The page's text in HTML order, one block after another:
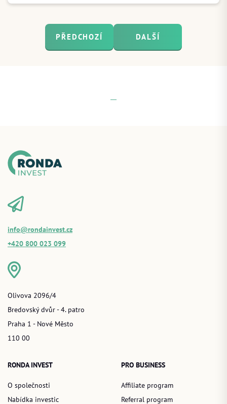
PŘEDCHOZÍ DALŠÍ
info@rondainvest.cz
+420 800 023 099
Olivova 2096/4
Bredovský dvůr - 4. patro
Praha 1 - Nové Město
110 00
RONDA INVEST
O společnosti
Nabídka investic
PRO BUSINESS
Affiliate program
Referral program